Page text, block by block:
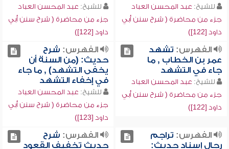
للشيخ: عبد المحسن العباد
جزء من محاضرة ( شرح سنن أبي
داود [122])
للشيخ: عبد المحسن العباد
جزء من محاضرة ( شرح سنن أبي
داود [122])
الفهرس: تشهد
عمر بن الخطاب , ما
جاء في التشهد
للشيخ: عبد المحسن العباد
جزء من محاضرة ( شرح سنن أبي
داود [122])
الفهرس: شرح
حديث: (من السنة أن
يخفى التشهد) , ما جاء
في إخفاء التشهد
للشيخ: عبد المحسن العباد
جزء من محاضرة ( شرح سنن أبي
داود [123])
الفهرس: تراجم
رجال إسناد حديث:
الفهرس: شرح
حديث تخفيف القعود